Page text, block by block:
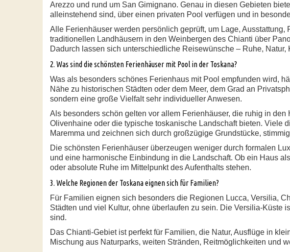
Arezzo und rund um San Gimignano. Genau in diesen Gebieten
alleinstehend sind, über einen privaten Pool verfügen und in
Alle Ferienhäuser werden persönlich geprüft, um Lage,
traditionellen Landhäusern in den Weinbergen des Chianti über
Dadurch lassen sich unterschiedliche Reisewünsche – Ruhe, Natur,
2. Was sind die schönsten Ferienhäuser mit Pool in der Toskana?
Was als besonders schönes Ferienhaus mit Pool empfunden wird,
Nähe zu historischen Städten oder dem Meer, dem Grad an
sondern eine große Vielfalt sehr individueller Anwesen.
Als besonders schön gelten vor allem Ferienhäuser, die ruhig in
Olivenhaine oder die typische toskanische Landschaft bieten. Viele
Maremma und zeichnen sich durch großzügige Grundstücke,
Die schönsten Ferienhäuser überzeugen weniger durch formalen
und eine harmonische Einbindung in die Landschaft. Ob ein Haus
oder absolute Ruhe im Mittelpunkt des Aufenthalts stehen.
3. Welche Regionen der Toskana eignen sich für Familien?
Für Familien eignen sich besonders die Regionen Lucca, Versilia,
Städten und viel Kultur, ohne überlaufen zu sein. Die Versilia-Küste
sind.
Das Chianti-Gebiet ist perfekt für Familien, die Natur, Ausflüge in
Mischung aus Naturparks, weiten Stränden, Reitmöglichkeiten und